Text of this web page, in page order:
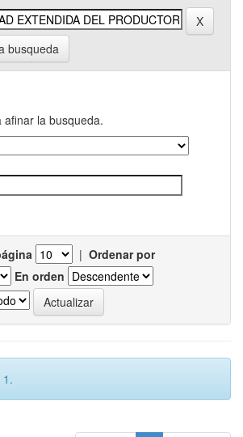
busqueda
afinar la busqueda.
| Ordenar por
En orden